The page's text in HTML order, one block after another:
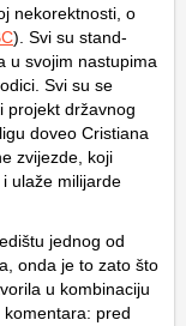
nekorektnosti, o
). Svi su stand-
u svojim nastupima
Svi su se
projekt državnog
doveo Cristiana
zvijezde, koji
ulaže milijarde
jednog od
onda je to zato što
u kombinaciju
pred